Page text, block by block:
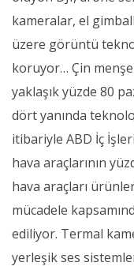
kameralar, el
üzere görüntü
koruyor… Çin
yaklaşık yüzde 80
dört yanında
itibariyle ABD İç
hava araçlarının
hava araçları
mücadele
ediliyor. Termal
yerleşik ses